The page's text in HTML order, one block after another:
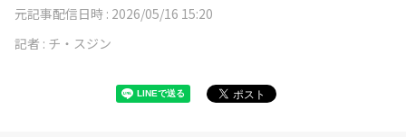
元記事配信日時 : 2026/05/16 15:20
記者 : チ・スジン